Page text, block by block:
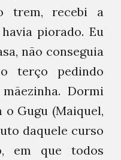
trem, recebi a
piorado. Eu
não conseguia
terço pedindo
Dormi
Gugu (Maiquel,
daquele curso
em que todos